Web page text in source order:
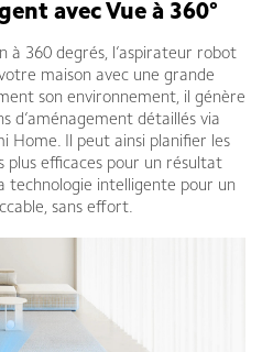
avec Vue à 360°
à 360 degrés, l’aspirateur robot
maison avec une grande
son environnement, il génère
d’aménagement détaillés via
Home. Il peut ainsi planifier les
plus efficaces pour un résultat
technologie intelligente pour un
sans effort.